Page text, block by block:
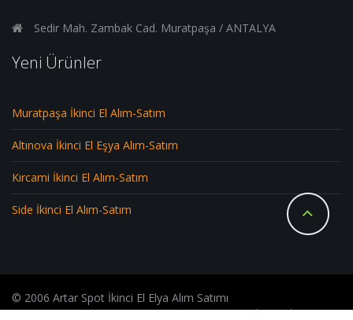
Sedir Mah. Zambak Cad. Muratpaşa / ANTALYA
Yeni Ürünler
Muratpaşa İkinci El Alım-Satım
Altınova İkinci El Eşya Alım-Satım
Kırcami İkinci El Alım-Satım
Side İkinci El Alım-Satım
© 2006 Artar Spot İkinci El Elya Alım Satımı
Antalya Web Tasarım